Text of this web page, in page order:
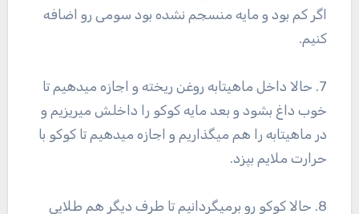
اگر کم بود و مایه منسجم نشده بود سومی رو اضافه
کنیم.
7. حالا داخل ماهیتابه روغن ریخته و اجازه میدهیم تا
خوب داغ بشود و بعد مایه کوکو را داخلش میریزیم و
در ماهیتابه را هم میگذاریم و اجازه میدهیم تا کوکو با
حرارت ملایم بپزد.
8. حالا کوکو رو برمیگردانیم تا طرف دیگر هم طلایی